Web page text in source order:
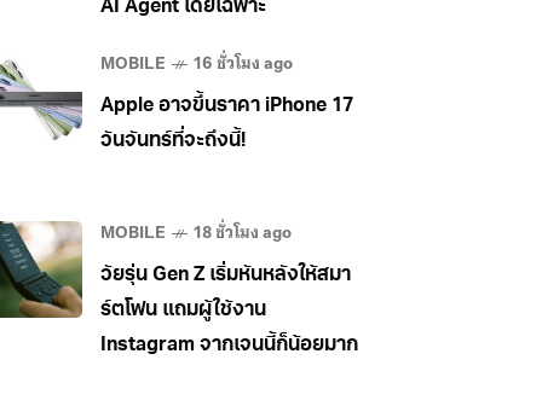
AI Agent โดยเฉพาะ
MOBILE 16 ชั่วโมง ago
Apple อาจขึ้นราคา iPhone 17
วันจันทร์ที่จะถึงนี้!
MOBILE 18 ชั่วโมง ago
วัยรุ่น Gen Z เริ่มหันหลังให้สมา
ร์ตโฟน แถมผู้ใช้งาน
Instagram จากเจนนี้ก็น้อยมาก